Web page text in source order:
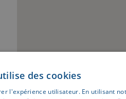
des cookies
l'expérience utilisateur. En utilisant